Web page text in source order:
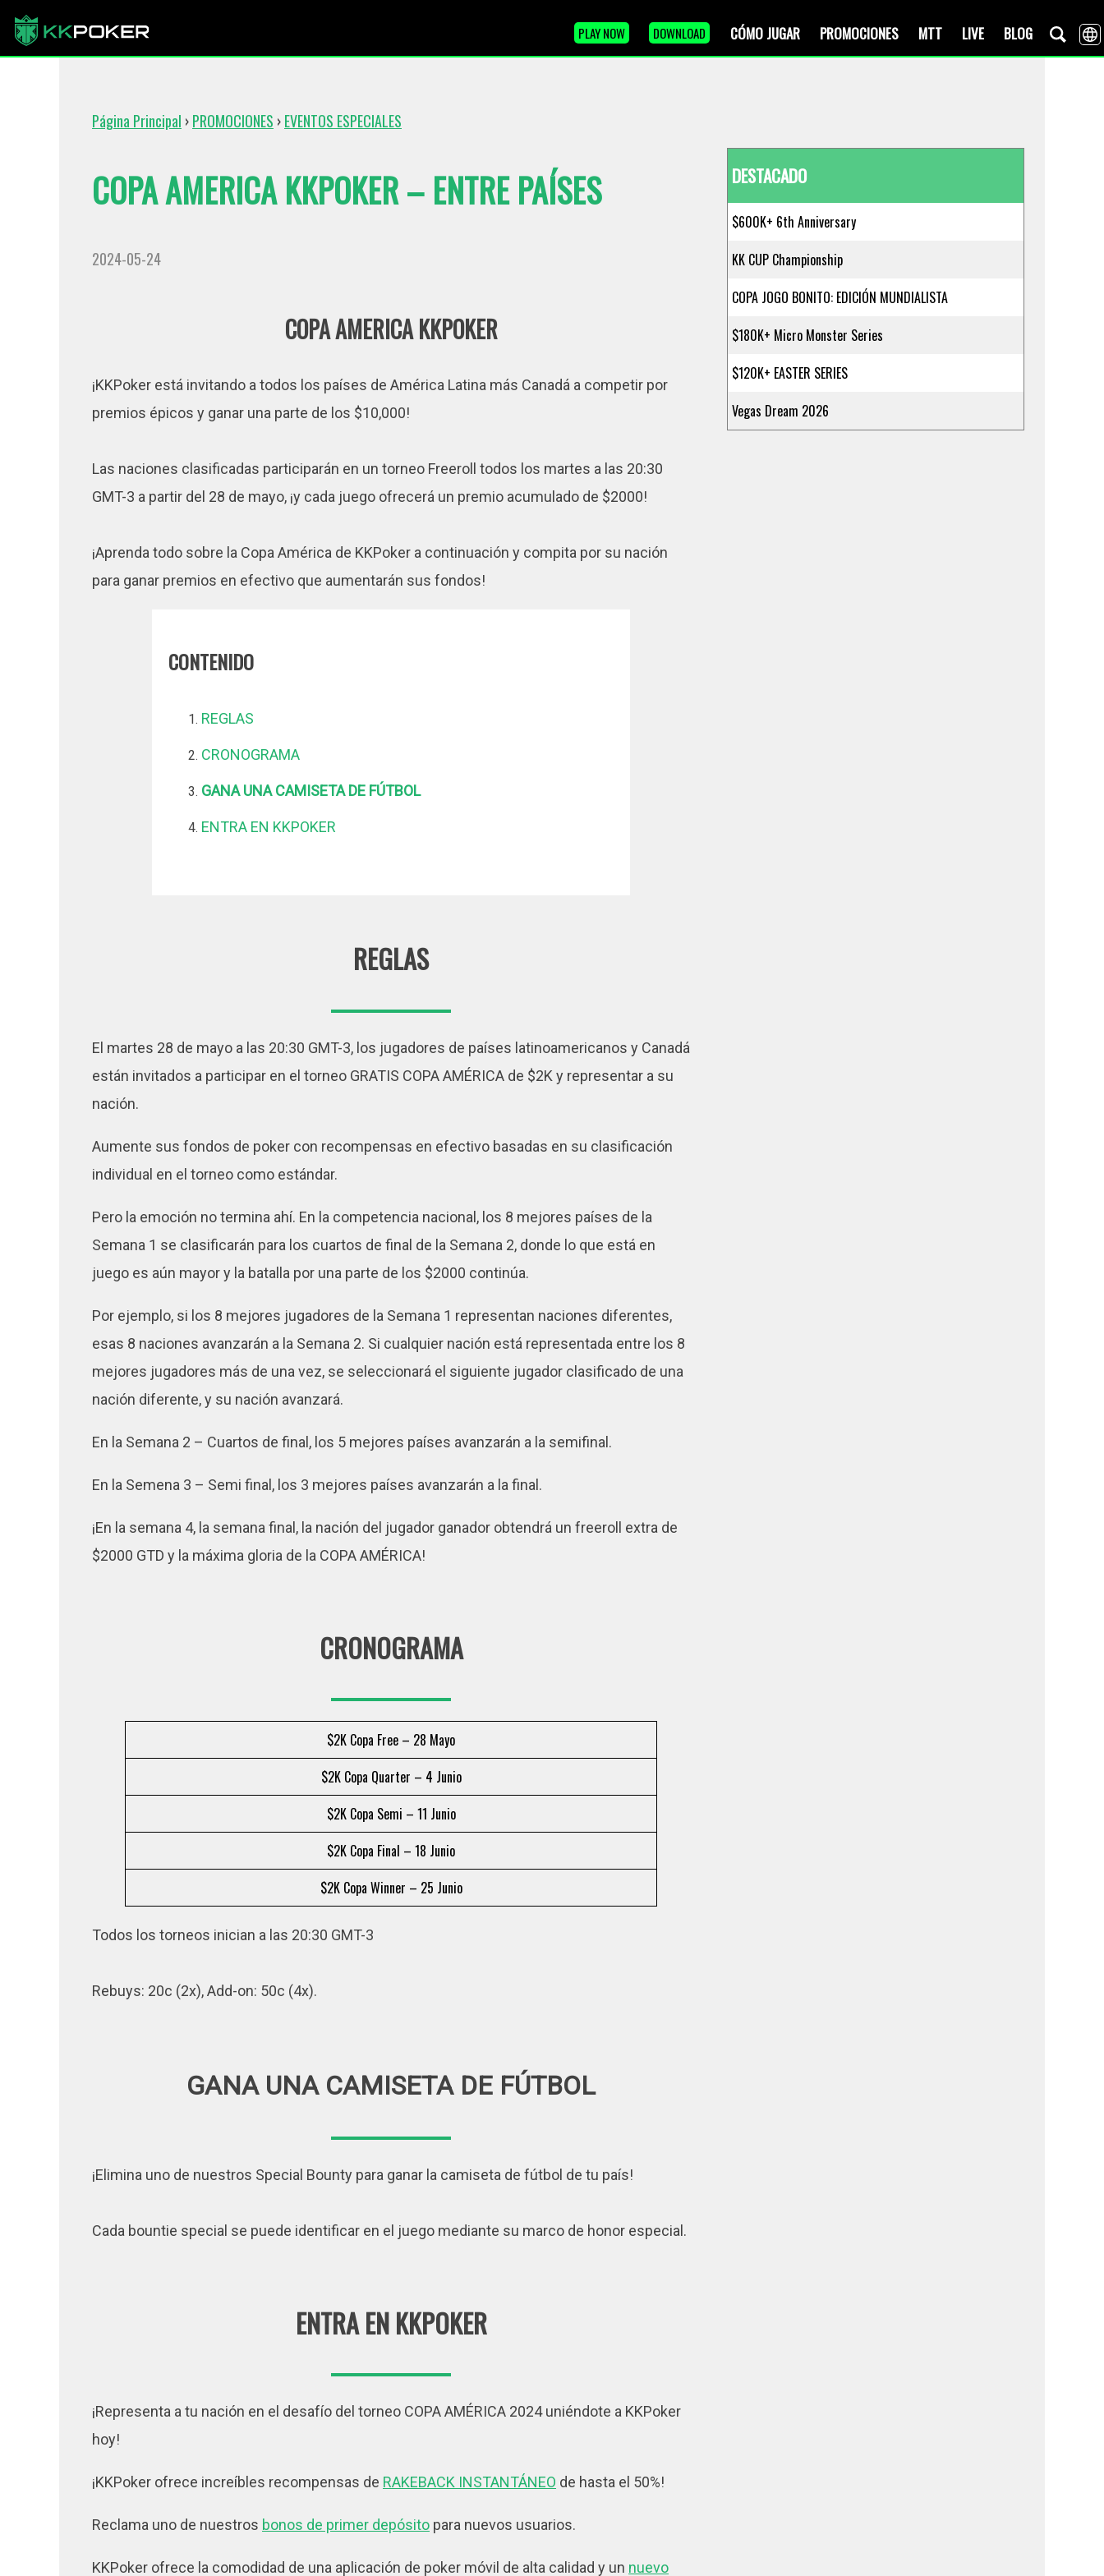
BLOG
LIVE
MTT
PROMOCIONES
CÓMO JUGAR
PLAY NOW DOWNLOAD
Página Principal ›PROMOCIONES ›EVENTOS ESPECIALES
COPA AMERICA KKPOKER – ENTRE PAÍSES
2024-05-24
COPA AMERICA KKPOKER
¡KKPoker está invitando a todos los países de América Latina más Canadá a competir por
premios épicos y ganar una parte de los $10,000!
Las naciones clasificadas participarán en un torneo Freeroll todos los martes a las 20:30
GMT-3 a partir del 28 de mayo, ¡y cada juego ofrecerá un premio acumulado de $2000!
¡Aprenda todo sobre la Copa América de KKPoker a continuación y compita por su nación
para ganar premios en efectivo que aumentarán sus fondos!
CONTENIDO
REGLAS
CRONOGRAMA
GANA UNA CAMISETA DE FÚTBOL
ENTRA EN KKPOKER
REGLAS
El martes 28 de mayo a las 20:30 GMT-3, los jugadores de países latinoamericanos y Canadá
están invitados a participar en el torneo GRATIS COPA AMÉRICA de $2K y representar a su
nación.
Aumente sus fondos de poker con recompensas en efectivo basadas en su clasificación
individual en el torneo como estándar.
Pero la emoción no termina ahí. En la competencia nacional, los 8 mejores países de la
Semana 1 se clasificarán para los cuartos de final de la Semana 2, donde lo que está en
juego es aún mayor y la batalla por una parte de los $2000 continúa.
Por ejemplo, si los 8 mejores jugadores de la Semana 1 representan naciones diferentes,
esas 8 naciones avanzarán a la Semana 2. Si cualquier nación está representada entre los 8
mejores jugadores más de una vez, se seleccionará el siguiente jugador clasificado de una
nación diferente, y su nación avanzará.
En la Semana 2 – Cuartos de final, los 5 mejores países avanzarán a la semifinal.
En la Semena 3 – Semi final, los 3 mejores países avanzarán a la final.
¡En la semana 4, la semana final, la nación del jugador ganador obtendrá un freeroll extra de
$2000 GTD y la máxima gloria de la COPA AMÉRICA!
CRONOGRAMA
$2K Copa Free – 28 Mayo
$2K Copa Quarter – 4 Junio
$2K Copa Semi – 11 Junio
$2K Copa Final – 18 Junio
$2K Copa Winner – 25 Junio
Todos los torneos inician a las 20:30 GMT-3
Rebuys: 20c (2x), Add-on: 50c (4x).
GANA UNA CAMISETA DE FÚTBOL
¡Elimina uno de nuestros Special Bounty para ganar la camiseta de fútbol de tu país!
Cada bountie special se puede identificar en el juego mediante su marco de honor especial.
ENTRA EN KKPOKER
¡Representa a tu nación en el desafío del torneo COPA AMÉRICA 2024 uniéndote a KKPoker
hoy!
¡KKPoker ofrece increíbles recompensas de RAKEBACK INSTANTÁNEO de hasta el 50%!
Reclama uno de nuestros bonos de primer depósito para nuevos usuarios.
KKPoker ofrece la comodidad de una aplicación de poker móvil de alta calidad y un nuevo
DESTACADO
$600K+ 6th Anniversary
KK CUP Championship
COPA JOGO BONITO: EDICIÓN MUNDIALISTA
$180K+ Micro Monster Series
$120K+ EASTER SERIES
Vegas Dream 2026